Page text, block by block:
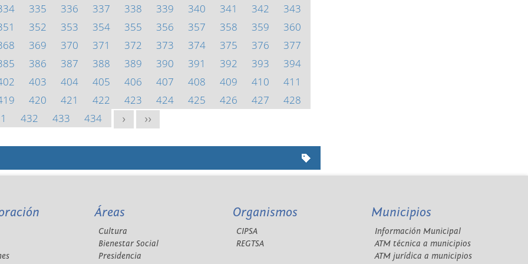
335 336 337 338 339 340 341 342
343
352 353 354 355 356 357 358 359
360
369 370 371 372 373 374 375 376
377
386 387 388 389 390 391 392 393
394
403 404 405 406 407 408 409 410
411
420 421 422 423 424 425 426 427
428
432 433 434 > >>
Áreas
Cultura
Bienestar Social
Presidencia
Organismos
CIPSA
REGTSA
Municipios
Información Municipal
ATM técnica a municipios
ATM jurídica a municipios